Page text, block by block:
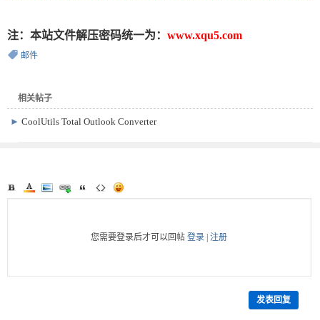
注：本站文件解压密码统一为： www.xqu5.com
邮件
相关帖子
►CoolUtils Total Outlook Converter
您需要登录后才可以回帖登录 |注册
发表回复